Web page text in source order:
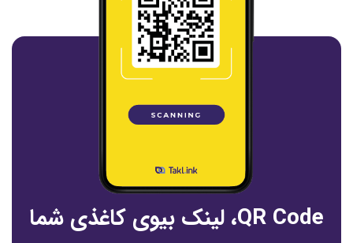
QR Code، لینک بیوی کاغذی شما